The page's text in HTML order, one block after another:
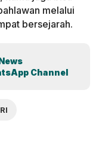
melalui
bersejarah.
Channel